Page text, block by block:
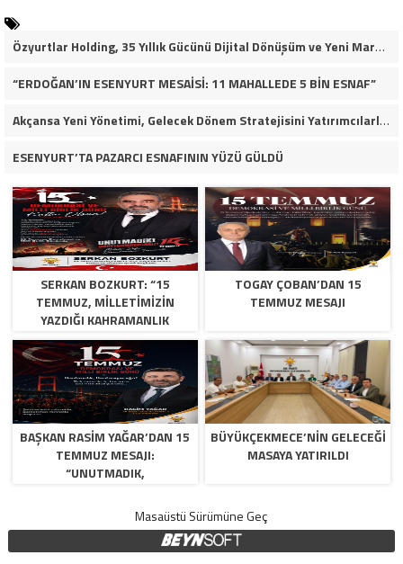
Özyurtlar Holding, 35 Yıllık Gücünü Dijital Dönüşüm ve Yeni Marka Stratejisiyle Geleceğe Taşıyor
“ERDOĞAN’IN ESENYURT MESAİSİ: 11 MAHALLEDE 5 BİN ESNAF”
Akçansa Yeni Yönetimi, Gelecek Dönem Stratejisini Yatırımcılarla Paylaştı
ESENYURT’TA PAZARCI ESNAFININ YÜZÜ GÜLDÜ
SERKAN BOZKURT: “15
TEMMUZ, MILLETIMIZIN
YAZDIĞI KAHRAMANLIK
DESTANIDIR”
TOGAY ÇOBAN’DAN 15
TEMMUZ MESAJI
BAŞKAN RASIM YAĞAR’DAN 15
TEMMUZ MESAJI:
“UNUTMADIK,
BÜYÜKÇEKMECE’NİN GELECEĞİ
MASAYA YATIRILDI
Masaüstü Sürümüne Geç